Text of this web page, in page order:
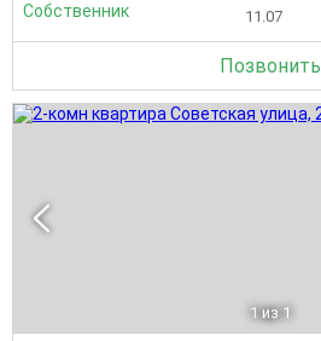
Собственник 11.07
Позвонить
1 из 1